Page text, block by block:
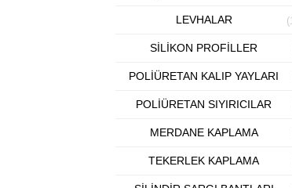
LEVHALAR
SILIKON PROFILLER
POLIÜRETAN KALIP YAYLARI
POLIÜRETAN SIYIRICILAR
MERDANE KAPLAMA
TEKERLEK KAPLAMA